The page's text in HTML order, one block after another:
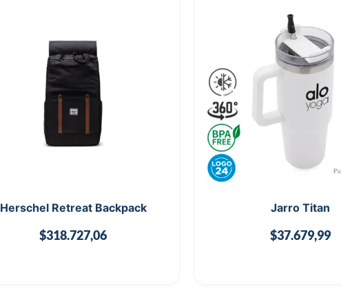
Herschel Retreat Backpack
$318.727,06
Jarro Titan
$37.679,99